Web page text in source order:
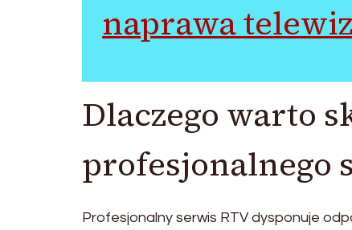
naprawa
Dlaczego warto
profesjonalnego
Profesjonalny serwis RTV dysponuje